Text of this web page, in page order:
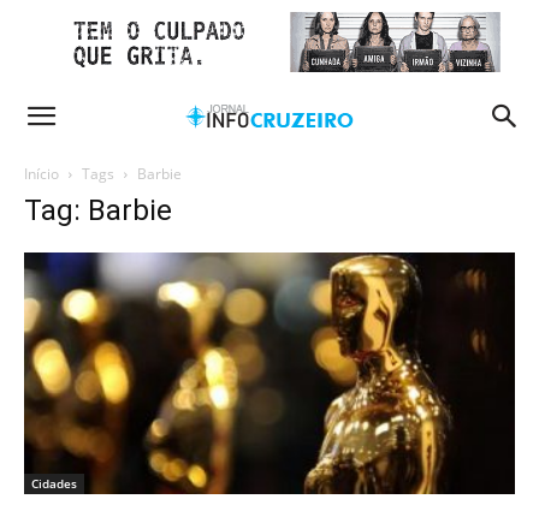
Início Tags Barbie
Tag: Barbie
Cidades